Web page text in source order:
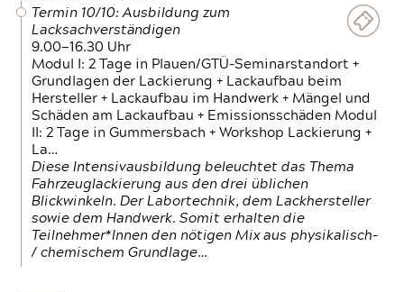
Termin 10/10: Ausbildung zum
Lacksachverständigen
9.00—16.30 Uhr
Modul I: 2 Tage in Plauen/GTÜ-Seminarstandort +
Grundlagen der Lackierung + Lackaufbau beim
Hersteller + Lackaufbau im Handwerk + Mängel und
Schäden am Lackaufbau + Emissionsschäden Modul
II: 2 Tage in Gummersbach + Workshop Lackierung +
La…
Diese Intensivausbildung beleuchtet das Thema
Fahrzeuglackierung aus den drei üblichen
Blickwinkeln. Der Labortechnik, dem Lackhersteller
sowie dem Handwerk. Somit erhalten die
Teilnehmer*Innen den nötigen Mix aus physikalisch-
/ chemischem Grundlage…